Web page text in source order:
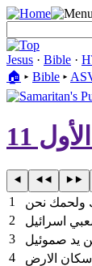
Jesus · Bible ·
🏠︎ ▸ Bible ▸
11
1
2
3
يد صموئيل
4